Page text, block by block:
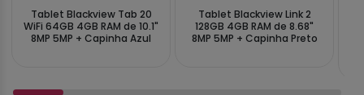
Tablet Blackview Tab 20
WiFi 64GB 4GB RAM de 10.1"
8MP 5MP + Capinha Azul
Tablet Blackview Link 2
128GB 4GB RAM de 8.68"
8MP 5MP + Capinha Preto